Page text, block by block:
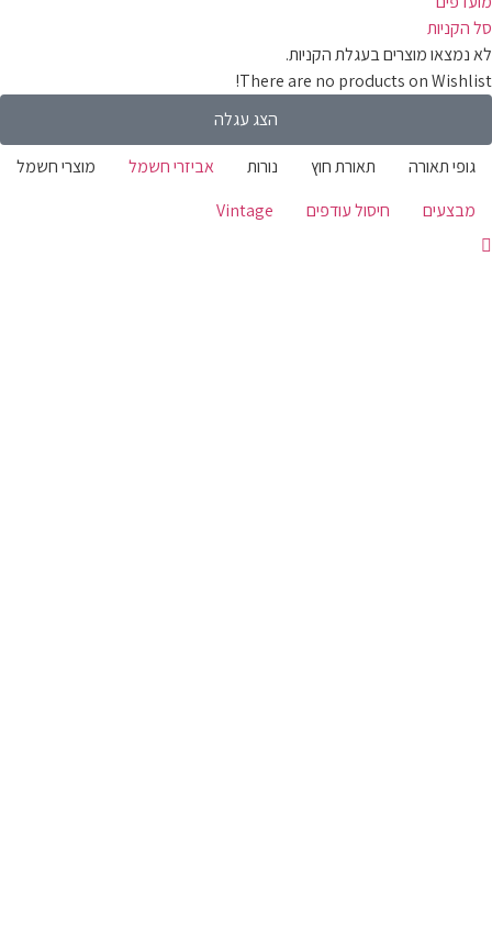
מוצרים בעגלת הקניות.
There are no products on
הצג עגלה
תאורה תאורת חוץ נורות אביזרי חשמל
מוצרי חשמל
חיסול עודפים Vintage